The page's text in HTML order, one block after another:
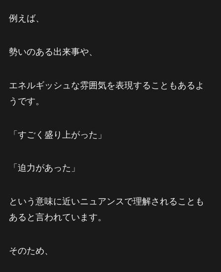
例えば、
勢いのある出来事や、
エネルギッシュな雰囲気を表現することもあるよ
うです。
「すごく盛り上がった」
「迫力があった」
という意味に近いニュアンスで理解されることも
あると言われています。
そのため、